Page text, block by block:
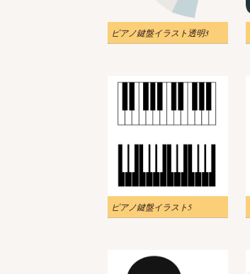
ピアノ鍵盤イラスト透明3
ピアノ鍵盤イラスト5